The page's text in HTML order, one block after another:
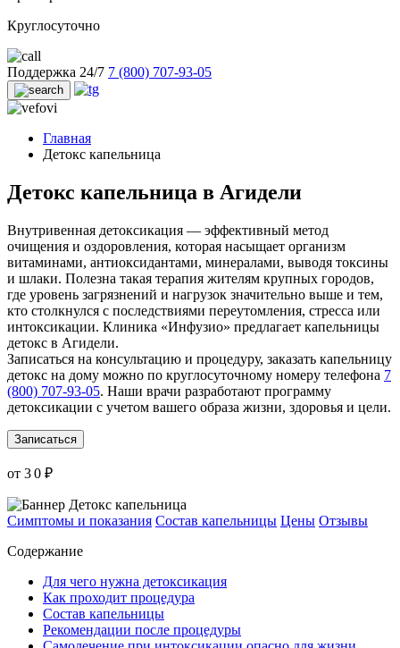
Круглосуточно
Поддержка 24/7 7 (800) 707-93-05
Главная
Детокс капельница
Детокс капельница в Агидели
Внутривенная детоксикация — эффективный метод
очищения и оздоровления, которая насыщает организм
витаминами, антиоксидантами, минералами, выводя токсины
и шлаки. Полезна такая терапия жителям крупных городов,
где уровень загрязнений и нагрузок значительно выше и тем,
кто столкнулся с последствиями переутомления, стресса или
интоксикации. Клиника «Инфузио» предлагает капельницы
детокс в Агидели.
Записаться на консультацию и процедуру, заказать капельницу
детокс на дому можно по круглосуточному номеру телефона 7
(800) 707-93-05. Наши врачи разработают программу
детоксикации с учетом вашего образа жизни, здоровья и цели.
Записаться
от 3 0 ₽
Симптомы и показания Состав капельницы Цены Отзывы
Содержание
Для чего нужна детоксикация
Как проходит процедура
Состав капельницы
Рекомендации после процедуры